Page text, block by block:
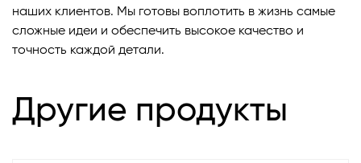
наших клиентов. Мы готовы воплотить в жизнь самые
сложные идеи и обеспечить высокое качество и
точность каждой детали.
Другие продукты